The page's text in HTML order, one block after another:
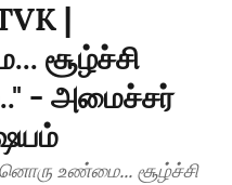
|
சூழ்ச்சி
- அமைச்சர்
உண்மை... சூழ்ச்சி